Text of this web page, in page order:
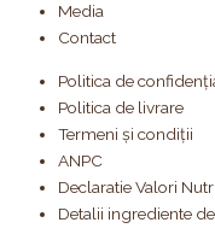
Media
Contact
Politica de
Politica de livrare
Termeni și condiții
ANPC
Declaratie Valori
Detalii ingrediente